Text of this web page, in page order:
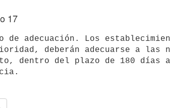
17
deberán adecuarse a las
dentro del plazo de 180 días